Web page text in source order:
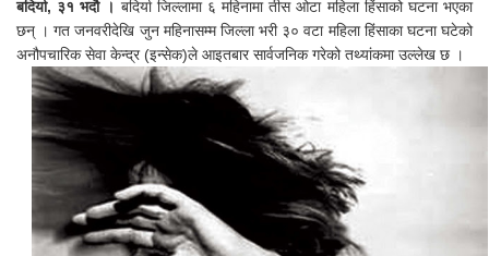
बदिर्या, ३१ भदौ । बदिर्या जिल्लामा ६ महिनामा तीस ओटा महिला हिंसाको घटना भएका
छन् । गत जनवरीदेखि जुन महिनासम्म जिल्ला भरी ३० वटा महिला हिंसाका घटना घटेको
अनौपचारिक सेवा केन्द्र (इन्सेक)ले आइतबार सार्वजनिक गरेको तथ्यांकमा उल्लेख छ ।